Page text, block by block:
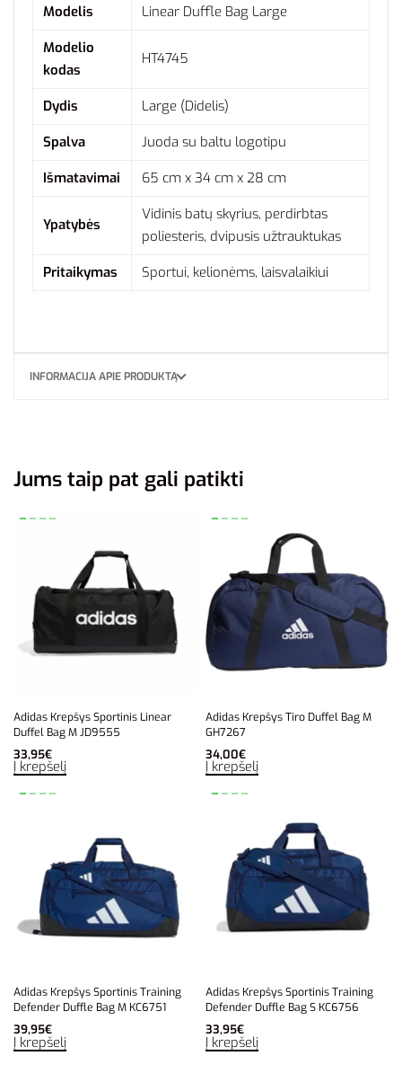
Modelis
Linear Duffle Bag Large
Modelio
kodas
HT4745
Dydis
Large (Didelis)
Spalva
Juoda su baltu logotipu
Išmatavimai
65 cm x 34 cm x 28 cm
Ypatybės
Vidinis batų skyrius, perdirbtas
poliesteris, dvipusis užtrauktukas
Pritaikymas
Sportui, kelionėms, laisvalaikiui
INFORMACIJA APIE PRODUKTĄ
Jums taip pat gali patikti
Adidas Krepšys Sportinis Linear
Duffel Bag M JD9555
33,95€
Į krepšelį
Adidas Krepšys Tiro Duffel Bag M
GH7267
34,00€
Į krepšelį
Adidas Krepšys Sportinis Training
Defender Duffle Bag M KC6751
39,95€
Į krepšelį
Adidas Krepšys Sportinis Training
Defender Duffle Bag S KC6756
33,95€
Į krepšelį